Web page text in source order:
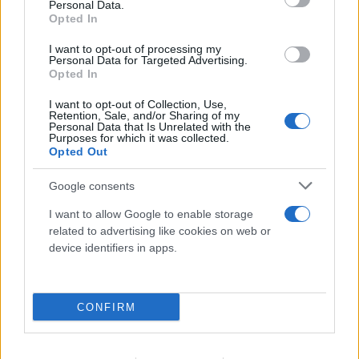
Personal Data.
Opted In
I want to opt-out of processing my
Personal Data for Targeted Advertising.
Opted In
I want to opt-out of Collection, Use,
Retention, Sale, and/or Sharing of my
Personal Data that Is Unrelated with the
Purposes for which it was collected.
Opted Out
Google consents
I want to allow Google to enable storage
related to advertising like cookies on web or
device identifiers in apps.
CONFIRM
Σένγκεν υπό πίεση: Τι αλλάζει στα